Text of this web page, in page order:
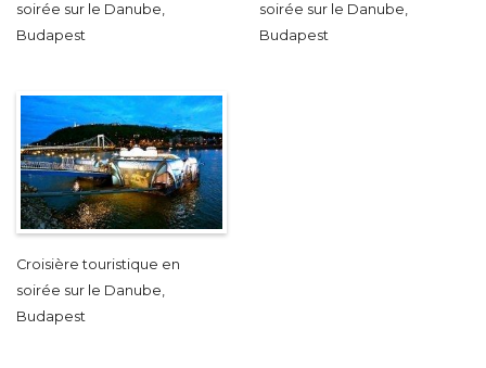
soirée sur le Danube,
Budapest
soirée sur le Danube,
Budapest
Croisière touristique en
soirée sur le Danube,
Budapest